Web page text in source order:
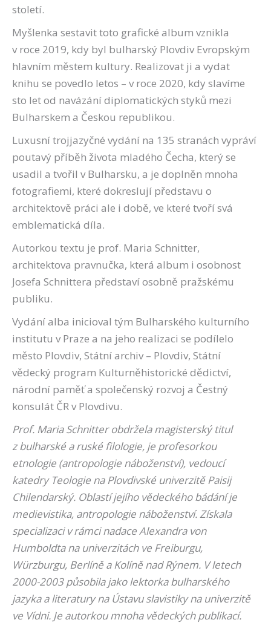
století.
Myšlenka sestavit toto grafické album vznikla
v roce 2019, kdy byl bulharský Plovdiv Evropským
hlavním městem kultury. Realizovat ji a vydat
knihu se povedlo letos – v roce 2020, kdy slavíme
sto let od navázání diplomatických styků mezi
Bulharskem a Českou republikou.
Luxusní trojjazyčné vydání na 135 stranách vypráví
poutavý příběh života mladého Čecha, který se
usadil a tvořil v Bulharsku, a je doplněn mnoha
fotografiemi, které dokreslují představu o
architektově práci ale i době, ve které tvoří svá
emblematická díla.
Autorkou textu je prof. Maria Schnitter,
architektova pravnučka, která album i osobnost
Josefa Schnittera představí osobně pražskému
publiku.
Vydání alba inicioval tým Bulharského kulturního
institutu v Praze a na jeho realizaci se podílelo
město Plovdiv, Státní archiv – Plovdiv, Státní
vědecký program Kulturněhistorické dědictví,
národní paměť a společenský rozvoj a Čestný
konsulát ČR v Plovdivu.
Prof. Maria Schnitter obdržela magisterský titul
z bulharské a ruské filologie, je profesorkou
etnologie (antropologie náboženství), vedoucí
katedry Teologie na Plovdivské univerzitě Paisij
Chilendarský. Oblastí jejího vědeckého bádání je
medievistika, antropologie náboženství. Získala
specializaci v rámci nadace Alexandra von
Humboldta na univerzitách ve Freiburgu,
Würzburgu, Berlíně a Kolíně nad Rýnem. V letech
2000-2003 působila jako lektorka bulharského
jazyka a literatury na Ústavu slavistiky na univerzitě
ve Vídni. Je autorkou mnoha vědeckých publikací.